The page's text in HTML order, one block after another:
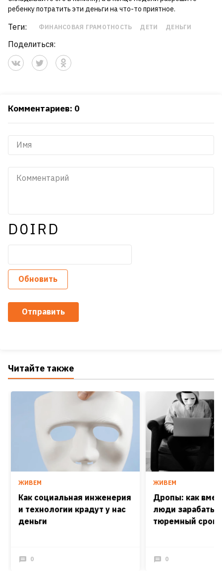
ребенку потратить эти деньги на что-то приятное.
Теги: ФИНАНСОВАЯ ГРАМОТНОСТЬ ДЕТИ ДЕНЬГИ
Поделиться:
Комментариев: 0
D0IRD
Обновить
Отправить
Читайте также
ЖИВЕМ
Как социальная инженерия
и технологии крадут у нас
деньги
0
ЖИВЕМ
Дропы: как
люди
тюремный срок
0